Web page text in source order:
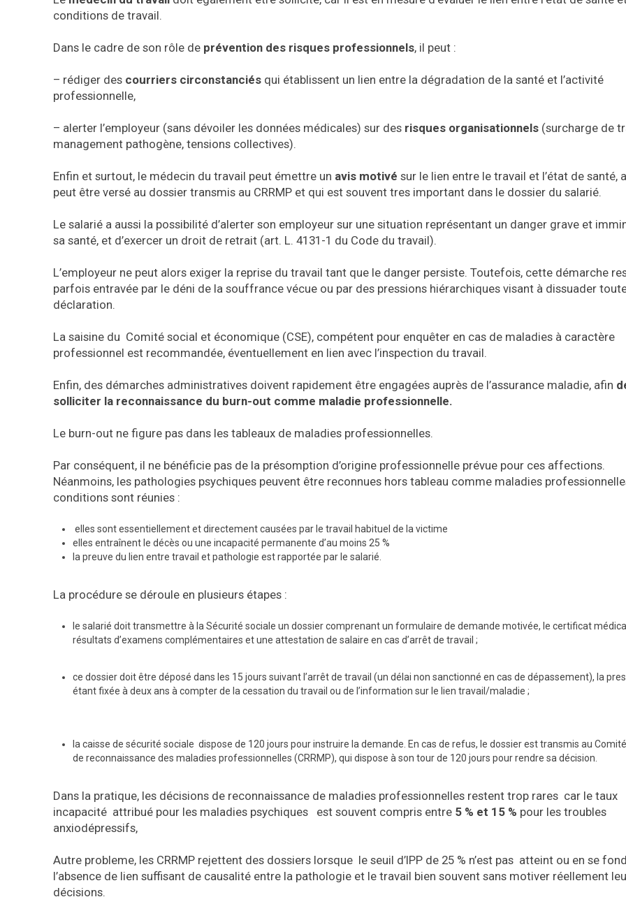
conditions de travail.
Dans le cadre de son rôle de prévention des risques professionnels, il peut :
– rédiger des courriers circonstanciés qui établissent un lien entre la dégradation de la santé et l’activité
professionnelle,
– alerter l’employeur (sans dévoiler les données médicales) sur des risques organisationnels (surcharge de
management pathogène, tensions collectives).
Enfin et surtout, le médecin du travail peut émettre un avis motivé sur le lien entre le travail et l’état de santé,
peut être versé au dossier transmis au CRRMP et qui est souvent tres important dans le dossier du salarié.
Le salarié a aussi la possibilité d’alerter son employeur sur une situation représentant un danger grave et
sa santé, et d’exercer un droit de retrait (art. L. 4131-1 du Code du travail).
L’employeur ne peut alors exiger la reprise du travail tant que le danger persiste. Toutefois, cette démarche
parfois entravée par le déni de la souffrance vécue ou par des pressions hiérarchiques visant à dissuader
déclaration.
La saisine du Comité social et économique (CSE), compétent pour enquêter en cas de maladies à caractère
professionnel est recommandée, éventuellement en lien avec l’inspection du travail.
Enfin, des démarches administratives doivent rapidement être engagées auprès de l’assurance maladie, afin
solliciter la reconnaissance du burn-out comme maladie professionnelle.
Le burn-out ne figure pas dans les tableaux de maladies professionnelles.
Par conséquent, il ne bénéficie pas de la présomption d’origine professionnelle prévue pour ces affections.
Néanmoins, les pathologies psychiques peuvent être reconnues hors tableau comme maladies
conditions sont réunies :
elles sont essentiellement et directement causées par le travail habituel de la victime
elles entraînent le décès ou une incapacité permanente d’au moins 25 %
la preuve du lien entre travail et pathologie est rapportée par le salarié.
La procédure se déroule en plusieurs étapes :
le salarié doit transmettre à la Sécurité sociale un dossier comprenant un formulaire de demande motivée, le certificat
résultats d’examens complémentaires et une attestation de salaire en cas d’arrêt de travail ;
ce dossier doit être déposé dans les 15 jours suivant l’arrêt de travail (un délai non sanctionné en cas de dépassement), la
étant fixée à deux ans à compter de la cessation du travail ou de l’information sur le lien travail/maladie ;
la caisse de sécurité sociale dispose de 120 jours pour instruire la demande. En cas de refus, le dossier est transmis au
de reconnaissance des maladies professionnelles (CRRMP), qui dispose à son tour de 120 jours pour rendre sa décision.
Dans la pratique, les décisions de reconnaissance de maladies professionnelles restent trop rares car le taux
incapacité attribué pour les maladies psychiques est souvent compris entre 5 % et 15 % pour les troubles
anxiodépressifs,
Autre probleme, les CRRMP rejettent des dossiers lorsque le seuil d’IPP de 25 % n’est pas atteint ou en se
l’absence de lien suffisant de causalité entre la pathologie et le travail bien souvent sans motiver réellement
décisions.